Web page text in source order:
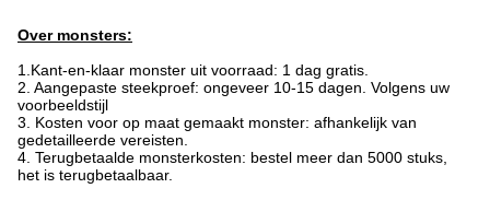
Over monsters:
1. Kant-en-klaar monster uit voorraad: 1 dag gratis.
2. Aangepaste steekproef: ongeveer 10-15 dagen. Volgens uw
voorbeeldstijl
3. Kosten voor op maat gemaakt monster: afhankelijk van
gedetailleerde vereisten.
4. Terugbetaalde monsterkosten: bestel meer dan 5000 stuks,
het is terugbetaalbaar.